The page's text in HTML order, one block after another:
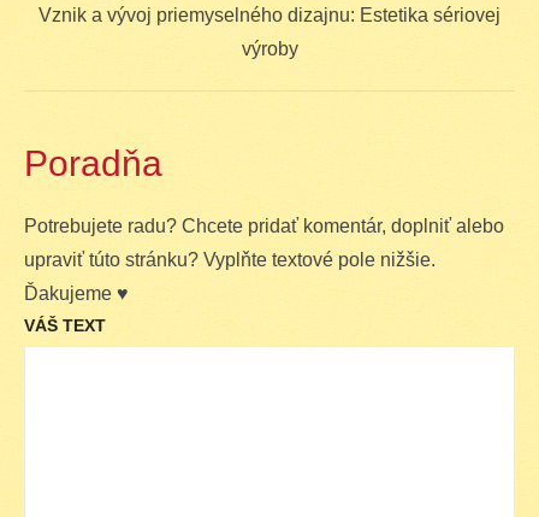
Next
Vznik a vývoj priemyselného dizajnu: Estetika sériovej
výroby
Poradňa
Potrebujete radu? Chcete pridať komentár, doplniť alebo
upraviť túto stránku? Vyplňte textové pole nižšie.
Ďakujeme ♥
VÁŠ TEXT